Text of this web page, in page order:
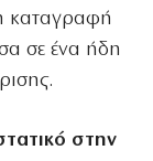
καταγραφή
σε ένα ήδη
στην